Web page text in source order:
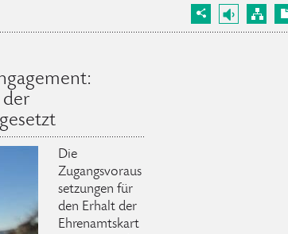
der
Die
Zugangsvoraus
setzungen für
den Erhalt der
Ehrenamtskart